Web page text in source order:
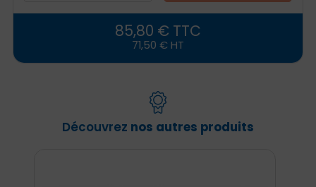
71,50 € HT
85,80 € TTC
Découvrez nos autres produits